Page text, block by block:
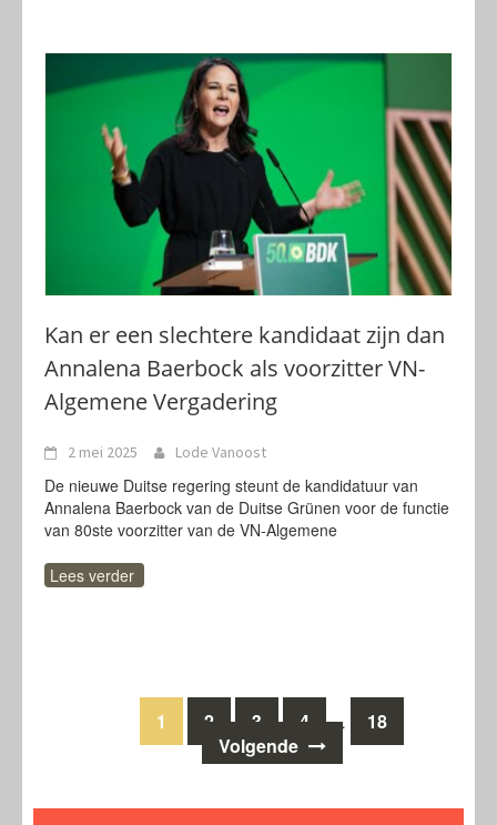
Kan er een slechtere kandidaat zijn dan
Annalena Baerbock als voorzitter VN-
Algemene Vergadering
2 mei 2025 Lode Vanoost
De nieuwe Duitse regering steunt de kandidatuur van
Annalena Baerbock van de Duitse Grünen voor de functie
van 80ste voorzitter van de VN-Algemene
Lees verder
Berichten
1 2 3 4 …
18
Volgende